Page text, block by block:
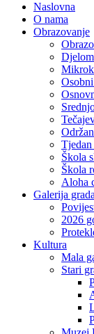
Naslovna
O nama
Obrazovanje
Škola
Škola
Aloha
Galerija
2026
Kultura
Mala
Stari